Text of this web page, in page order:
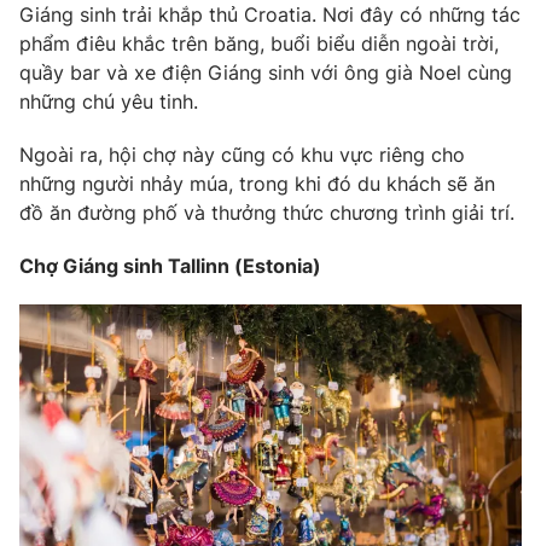
Giáng sinh trải khắp thủ Croatia. Nơi đây có những tác
phẩm điêu khắc trên băng, buổi biểu diễn ngoài trời,
quầy bar và xe điện Giáng sinh với ông già Noel cùng
những chú yêu tinh.
Ngoài ra, hội chợ này cũng có khu vực riêng cho
những người nhảy múa, trong khi đó du khách sẽ ăn
đồ ăn đường phố và thưởng thức chương trình giải trí.
Chợ Giáng sinh Tallinn (Estonia)